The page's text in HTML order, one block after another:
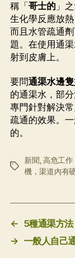
稱「 哥士的 」
生化學反應放
而且水管疏通
題。在使用通
射到皮膚上。
要問通渠水邊
的通渠水，部
專門針對解決
疏通的效果。
的。
标
新聞, 高危工
機，渠道內有
←
5種通渠方
→ 一般人自己